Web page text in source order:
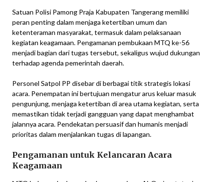
Satuan Polisi Pamong Praja Kabupaten Tangerang memiliki
peran penting dalam menjaga ketertiban umum dan
ketenteraman masyarakat, termasuk dalam pelaksanaan
kegiatan keagamaan. Pengamanan pembukaan MTQ ke-56
menjadi bagian dari tugas tersebut, sekaligus wujud dukungan
terhadap agenda pemerintah daerah.
Personel Satpol PP disebar di berbagai titik strategis lokasi
acara. Penempatan ini bertujuan mengatur arus keluar masuk
pengunjung, menjaga ketertiban di area utama kegiatan, serta
memastikan tidak terjadi gangguan yang dapat menghambat
jalannya acara. Pendekatan persuasif dan humanis menjadi
prioritas dalam menjalankan tugas di lapangan.
Pengamanan untuk Kelancaran Acara
Keagamaan